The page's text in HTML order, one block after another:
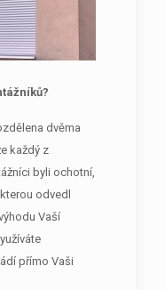
dvěma
každý z
byli ochotní,
odvedl
Vaší
přímo Vaši